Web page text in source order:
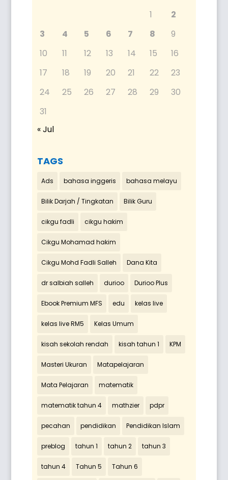
1
2
3
4 5 6 7 8
9
10
11 12 13 14 15
16
17
18 19 20 21 22
23
24
25 26 27 28 29
30
31
« Jul
TAGS
Ads bahasa inggeris bahasa melayu
Bilik Darjah / Tingkatan Bilik Guru
cikgu fadli cikgu hakim
Cikgu Mohamad hakim
Cikgu Mohd Fadli Salleh Dana Kita
dr salbiah salleh durioo Durioo Plus
Ebook Premium MFS edu kelas live
kelas live RM5 Kelas Umum
kisah sekolah rendah kisah tahun 1 KPM
Masteri Ukuran Matapelajaran
Mata Pelajaran matematik
matematik tahun 4 mathzier pdpr
pecahan pendidikan Pendidikan Islam
preblog tahun 1 tahun 2 tahun 3
tahun 4 Tahun 5 Tahun 6